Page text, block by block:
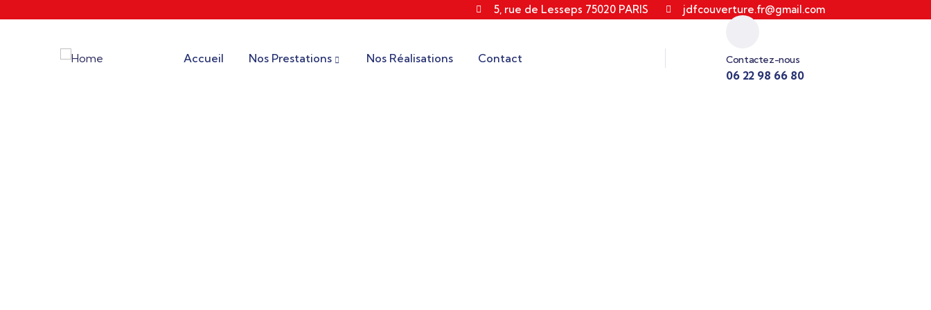
5, rue de Lesseps 75020 PARIS jdfcouverture.fr@gmail.com
Accueil Nos Prestations Nos Réalisations Contact Contactez-nous
06 22 98 66 80